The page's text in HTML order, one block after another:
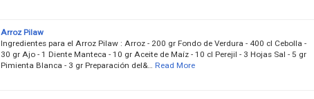
Arroz Pilaw
Ingredientes para el Arroz Pilaw : Arroz - 200 gr Fondo de Verdura - 400 cl Cebolla -
30 gr Ajo - 1 Diente Manteca - 10 gr Aceite de Maíz - 10 cl Perejil - 3 Hojas Sal - 5 gr
Pimienta Blanca - 3 gr Preparación del&…
Read More